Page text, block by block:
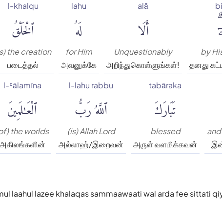
by
தனது
alā
أَلَا
Unquestionably
அறிந்துகொள்ளுங்கள்!
lahu
لَهُ
for Him
அவனுக்கே
l-khalqu
ٱلْخَلْقُ
the creation
படைத்தல்
tabāraka
تَبَارَكَ
blessed
அருள் வளமிக்கவன்
l-lahu rabbu
ٱللَّهُ رَبُّ
(is) Allah Lord
அல்லாஹ்/இறைவன்
l-ʿālamīna
ٱلْعَٰلَمِينَ
the worlds
laahul lazee khalaqas sammaawaati wal arda fee sittati